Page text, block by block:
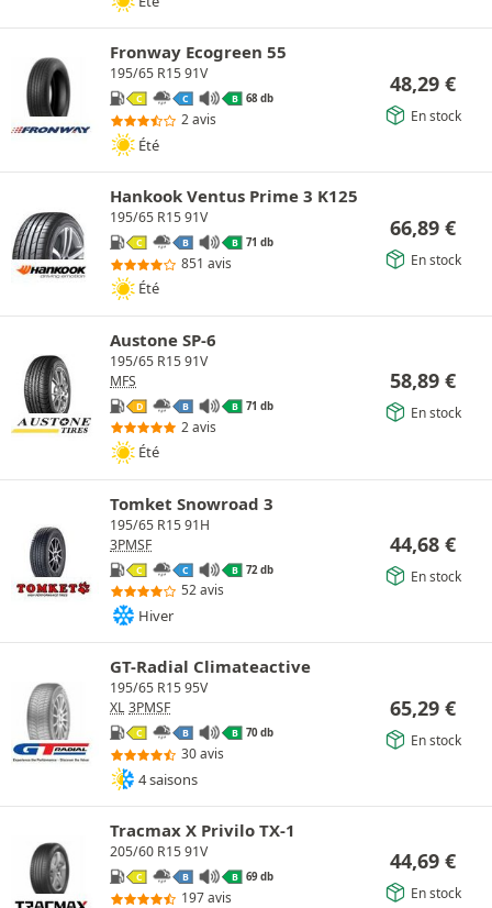
Fronway Ecogreen 55
195/65 R15 91V
C C B 68 db
2 avis
Été
48,29 €
En stock
Hankook Ventus Prime 3 K125
195/65 R15 91V
C B B 71 db
851 avis
Été
66,89 €
En stock
Austone SP-6
195/65 R15 91V
MFS
D B B 71 db
2 avis
Été
58,89 €
En stock
Tomket Snowroad 3
195/65 R15 91H
3PMSF
C C B 72 db
52 avis
Hiver
44,68 €
En stock
GT-Radial Climateactive
195/65 R15 95V
XL 3PMSF
C B B 70 db
30 avis
4 saisons
65,29 €
En stock
Tracmax X Privilo TX-1
205/60 R15 91V
C B B 69 db
197 avis
44,69 €
En stock